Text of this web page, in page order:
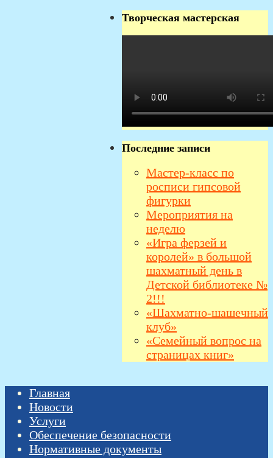
Творческая мастерская
Последние записи
Мастер-класс по
росписи гипсовой
фигурки
Мероприятия на
неделю
«Игра ферзей и
королей» в большой
шахматный день в
Детской библиотеке №
2!!!
«Шахматно-шашечный
клуб»
«Семейный вопрос на
страницах книг»
Главная
Новости
Услуги
Обеспечение безопасности
Нормативные документы